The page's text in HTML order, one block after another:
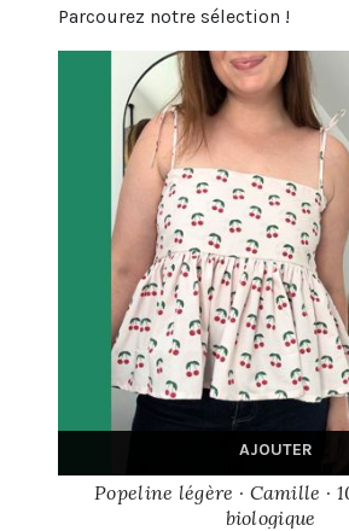
Parcourez notre sélection !
AJOUTER
Popeline légère · Camille ·
biologique